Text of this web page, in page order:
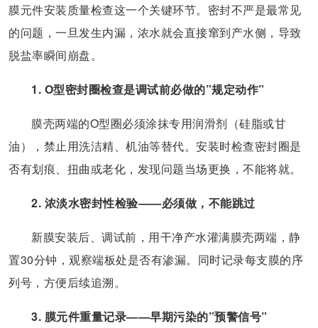
膜元件安装质量检查这一个关键环节。密封不严是最常见
的问题，一旦发生内漏，浓水就会直接窜到产水侧，导致
脱盐率瞬间崩盘。
1. O型密封圈检查是调试前必做的”规定动作”
膜壳两端的O型圈必须涂抹专用润滑剂（硅脂或甘
油），禁止用洗洁精、机油等替代。安装时检查密封圈是
否有划痕、扭曲或老化，发现问题当场更换，不能将就。
2. 浓淡水密封性检验——必须做，不能跳过
新膜安装后、调试前，用干净产水灌满膜壳两端，静
置30分钟，观察端板处是否有渗漏。同时记录每支膜的序
列号，方便后续追溯。
3. 膜元件重量记录——早期污染的”预警信号”